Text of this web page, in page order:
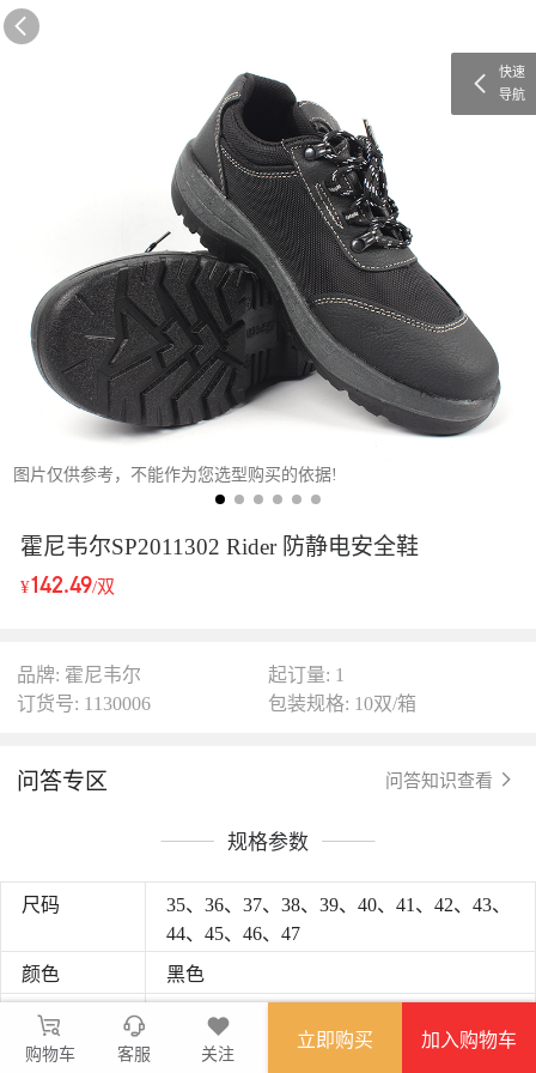
图片仅供参考，不能作为您选型购买的依据!
霍尼韦尔SP2011302 Rider 防静电安全鞋
¥142.49/双
品牌: 霍尼韦尔
起订量: 1
订货号: 1130006
包装规格: 10双/箱
问答专区 问答知识查看
规格参数
尺码
35、36、37、38、39、40、41、42、43、
44、45、46、47
颜色
黑色
鞋帮款式
鞋舌 非封闭
购物车 客服 关注
立即购买 加入购物车
快速
导航